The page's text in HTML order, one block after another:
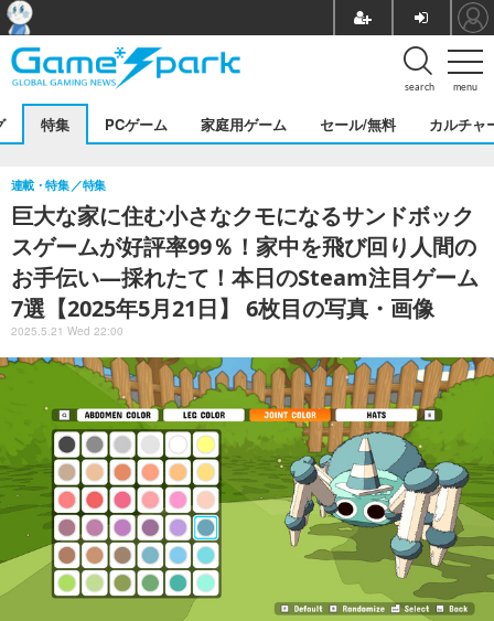
menu
search
特集 PCゲーム 家庭用ゲーム セール/無料 カルチャ
巨大な家に住む小さなクモになるサンドボック
スゲームが好評率99％！家中を飛び回り人間の
お手伝い―採れたて！本日のSteam注目ゲーム
7選【2025年5月21日】 6枚目の写真・画像
連載・特集 特集
2025.5.21 Wed 22:00